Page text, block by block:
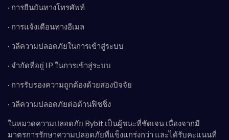
· การยืนยันทางโทรศัพท์
· การแจ้งเตือนทางอีเมล
· วลีความปลอดภัยในการเข้าสู่ระบบ
· จำกัดที่อยู่ IP ในการเข้าสู่ระบบ
· การรับรองความถูกต้องด้วยสองปัจจัย
· วลีความปลอดภัยต่อต้านฟิชชิ่ง
ในหมวดความปลอดภัย Bybit เป็นผู้ชนะที่ชัดเจน เนื่องจากมี
มาตรการรักษาความปลอดภัยที่แข็งแกร่งกว่า และได้รับคะแนนที่